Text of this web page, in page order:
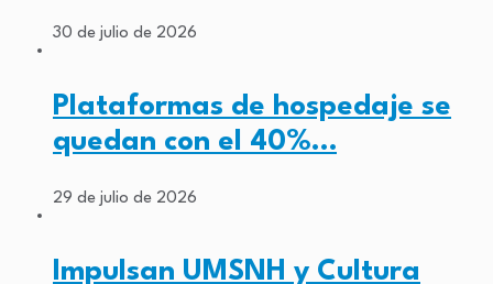
30 de julio de 2026
Plataformas de hospedaje se
quedan con el 40%…
29 de julio de 2026
Impulsan UMSNH y Cultura